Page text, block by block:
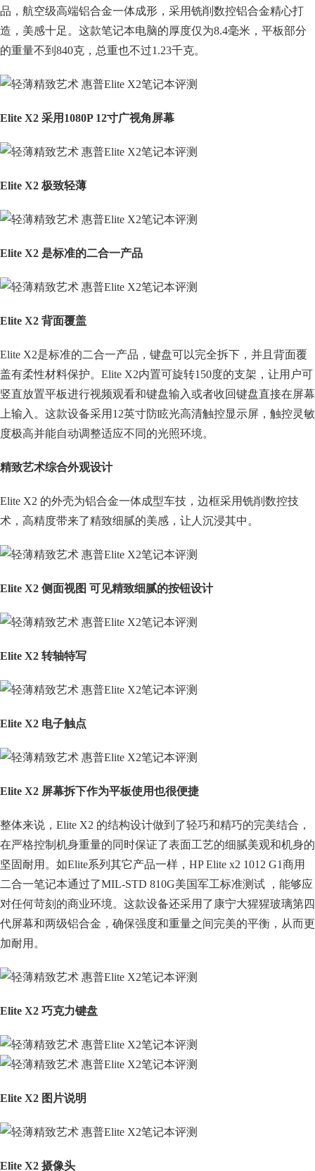
品，航空级高端铝合金一体成形，采用铣削数控铝合金精心打
造，美感十足。这款笔记本电脑的厚度仅为8.4毫米，平板部分
的重量不到840克，总重也不过1.23千克。
Elite X2 采用1080P 12寸广视角屏幕
Elite X2 极致轻薄
Elite X2 是标准的二合一产品
Elite X2 背面覆盖
Elite X2是标准的二合一产品，键盘可以完全拆下，并且背面覆
盖有柔性材料保护。Elite X2内置可旋转150度的支架，让用户可
竖直放置平板进行视频观看和键盘输入或者收回键盘直接在屏幕
上输入。这款设备采用12英寸防眩光高清触控显示屏，触控灵敏
度极高并能自动调整适应不同的光照环境。
精致艺术综合外观设计
Elite X2 的外壳为铝合金一体成型车技，边框采用铣削数控技
术，高精度带来了精致细腻的美感，让人沉浸其中。
Elite X2 侧面视图 可见精致细腻的按钮设计
Elite X2 转轴特写
Elite X2 电子触点
Elite X2 屏幕拆下作为平板使用也很便捷
整体来说，Elite X2 的结构设计做到了轻巧和精巧的完美结合，
在严格控制机身重量的同时保证了表面工艺的细腻美观和机身的
坚固耐用。如Elite系列其它产品一样，HP Elite x2 1012 G1商用
二合一笔记本通过了MIL-STD 810G美国军工标准测试 ，能够应
对任何苛刻的商业环境。这款设备还采用了康宁大猩猩玻璃第四
代屏幕和两级铝合金，确保强度和重量之间完美的平衡，从而更
加耐用。
Elite X2 巧克力键盘
Elite X2 图片说明
Elite X2 摄像头